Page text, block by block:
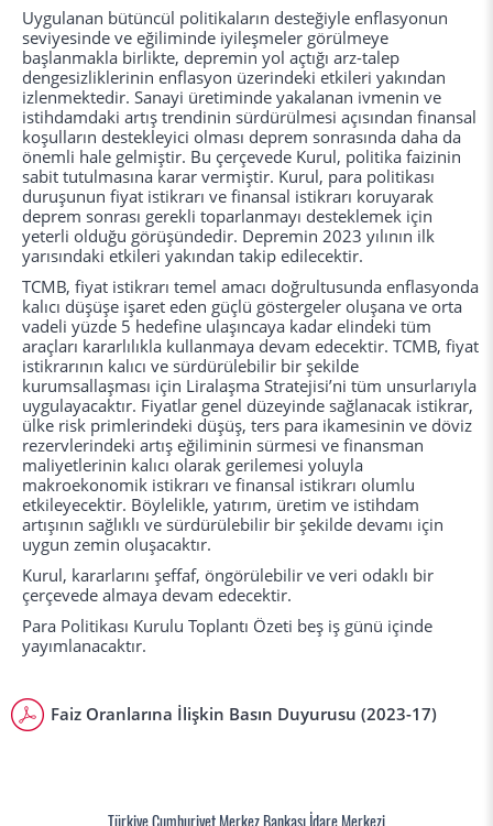
Uygulanan bütüncül politikaların desteğiyle enflasyonun
seviyesinde ve eğiliminde iyileşmeler görülmeye
başlanmakla birlikte, depremin yol açtığı arz-talep
dengesizliklerinin enflasyon üzerindeki etkileri yakından
izlenmektedir. Sanayi üretiminde yakalanan ivmenin ve
istihdamdaki artış trendinin sürdürülmesi açısından finansal
koşulların destekleyici olması deprem sonrasında daha da
önemli hale gelmiştir. Bu çerçevede Kurul, politika faizinin
sabit tutulmasına karar vermiştir. Kurul, para politikası
duruşunun fiyat istikrarı ve finansal istikrarı koruyarak
deprem sonrası gerekli toparlanmayı desteklemek için
yeterli olduğu görüşündedir. Depremin 2023 yılının ilk
yarısındaki etkileri yakından takip edilecektir.
TCMB, fiyat istikrarı temel amacı doğrultusunda enflasyonda
kalıcı düşüşe işaret eden güçlü göstergeler oluşana ve orta
vadeli yüzde 5 hedefine ulaşıncaya kadar elindeki tüm
araçları kararlılıkla kullanmaya devam edecektir. TCMB, fiyat
istikrarının kalıcı ve sürdürülebilir bir şekilde
kurumsallaşması için Liralaşma Stratejisi’ni tüm unsurlarıyla
uygulayacaktır. Fiyatlar genel düzeyinde sağlanacak istikrar,
ülke risk primlerindeki düşüş, ters para ikamesinin ve döviz
rezervlerindeki artış eğiliminin sürmesi ve finansman
maliyetlerinin kalıcı olarak gerilemesi yoluyla
makroekonomik istikrarı ve finansal istikrarı olumlu
etkileyecektir. Böylelikle, yatırım, üretim ve istihdam
artışının sağlıklı ve sürdürülebilir bir şekilde devamı için
uygun zemin oluşacaktır.
Kurul, kararlarını şeffaf, öngörülebilir ve veri odaklı bir
çerçevede almaya devam edecektir.
Para Politikası Kurulu Toplantı Özeti beş iş günü içinde
yayımlanacaktır.
Faiz Oranlarına İlişkin Basın Duyurusu (2023-17)
Türkiye Cumhuriyet Merkez Bankası İdare Merkezi